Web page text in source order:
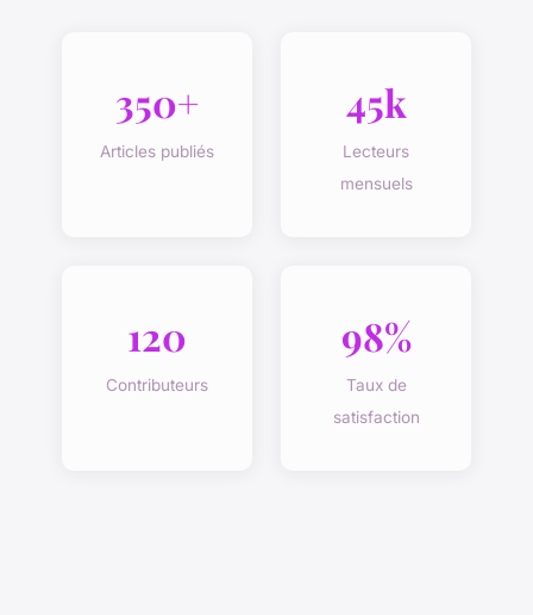
350+
Articles publiés
45k
Lecteurs
mensuels
120
Contributeurs
98%
Taux de
satisfaction